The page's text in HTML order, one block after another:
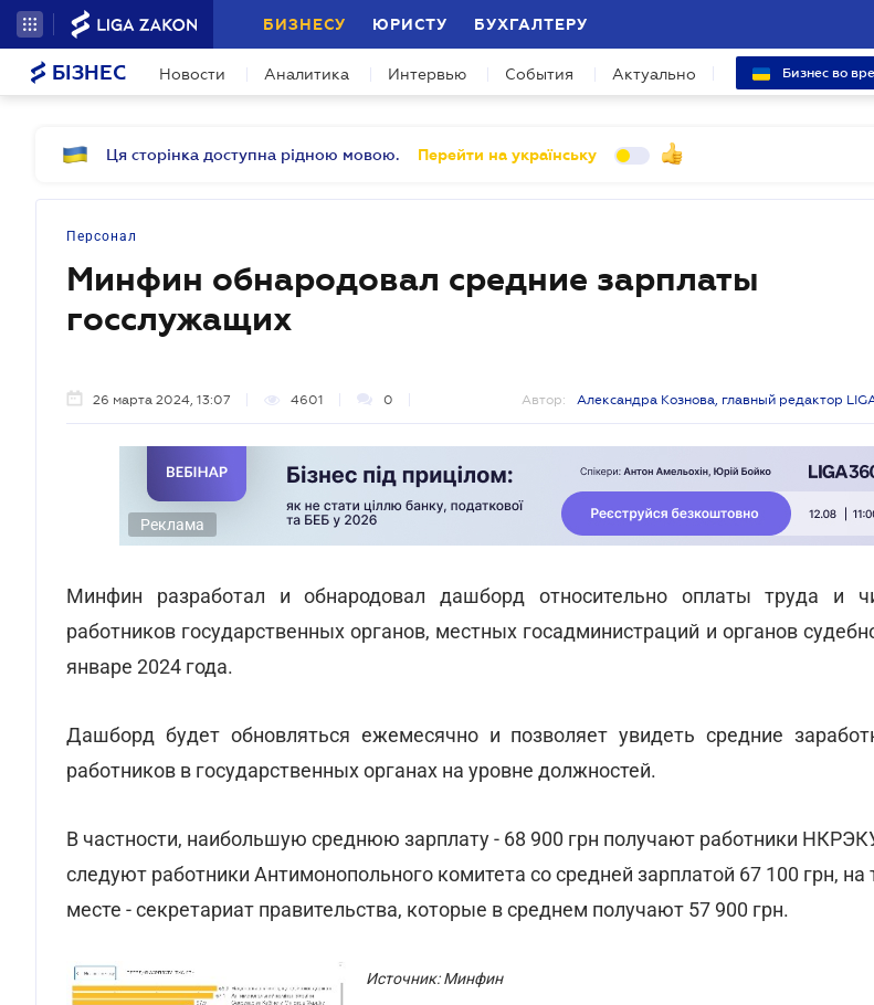
БИЗНЕСУ ЮРИСТУ БУХГАЛТЕРУ
БІЗНЕС Новости Аналитика Интервью События Актуально Бизнес во
Ця сторінка доступна рідною мовою. Перейти на українську
Персонал
Минфин обнародовал средние зарплаты
госслужащих
26 марта 2024, 13:07 4601 0 Автор: Александра Кознова, главный редактор
Реклама
Минфин разработал и обнародовал дашборд относительно оплаты труда и
работников государственных органов, местных госадминистраций и органов
январе 2024 года.
Дашборд будет обновляться ежемесячно и позволяет увидеть средние
работников в государственных органах на уровне должностей.
В частности, наибольшую среднюю зарплату - 68 900 грн получают работники
следуют работники Антимонопольного комитета со средней зарплатой 67 100 грн, на
месте - секретариат правительства, которые в среднем получают 57 900 грн.
Источник: Минфин